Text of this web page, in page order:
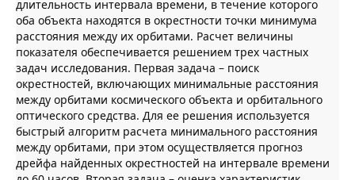
длительность интервала времени, в течение которого
оба объекта находятся в окрестности точки минимума
расстояния между их орбитами. Расчет величины
показателя обеспечивается решением трех частных
задач исследования. Первая задача – поиск
окрестностей, включающих минимальные расстояния
между орбитами космического объекта и орбитального
оптического средства. Для ее решения используется
быстрый алгоритм расчета минимального расстояния
между орбитами, при этом осуществляется прогноз
дрейфа найденных окрестностей на интервале времени